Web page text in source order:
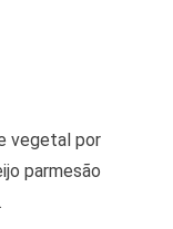
vegetal por
parmesão